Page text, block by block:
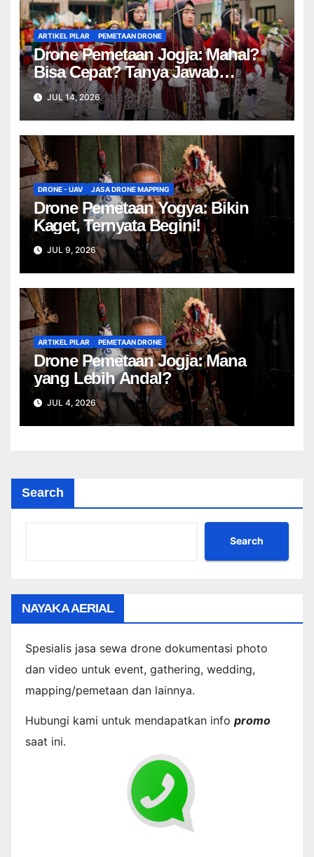
ARTIKEL PILAR PEMETAAN DRONE
Drone Pemetaan Jogja: Mahal?
Bisa Cepat? Tanya Jawab
Lengkap!
JUL 14, 2026
DRONE - UAV JASA DRONE MAPPING
Drone Pemetaan Yogya: Bikin
Kaget, Ternyata Begini!
JUL 9, 2026
ARTIKEL PILAR PEMETAAN DRONE
Drone Pemetaan Jogja: Mana
yang Lebih Andal?
JUL 4, 2026
Search
Search
NAYAKA AERIAL
Spesialis jasa sewa drone dokumentasi photo
dan video untuk event, gathering, wedding,
mapping/pemetaan dan lainnya.
Hubungi kami untuk mendapatkan info promo
saat ini.